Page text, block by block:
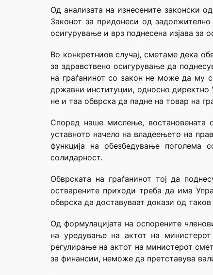
Од анализата на изнесените законски
Законот за придонеси од
осигурување и врз поднесена изјава за
Во конкретниов случај, сметаме дека
за здравствено осигурување да
на граѓанинот со закон не може да му
државни институции, односно директно
не и таа обврска да падне на товар на
Според наше мислење, востановената
уставното начело на владеењето на
функција на обезбедување поголема
солидарност.
Обврската на граѓанинот тој да
остварените приходи треба да има
обврска да доставуваат докази од
Од формулацијата на оспорените
на уредување на актот на
регулирање на актот на министерот
за финансии, неможе да претставува